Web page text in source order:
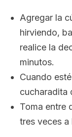
Agregar la
hirviendo,
realice la
minutos.
Cuando
cucharadita
Toma entre
tres veces a